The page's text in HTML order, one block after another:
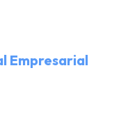
Empresarial